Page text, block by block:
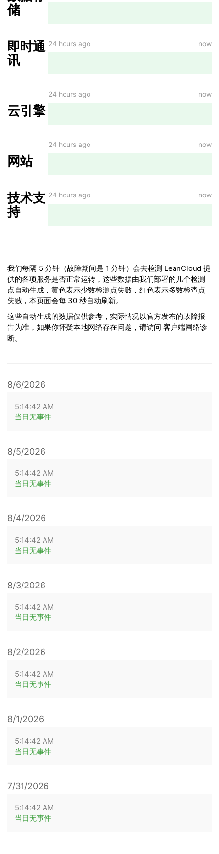
储
即时通
讯
24 hours ago now
云引擎
24 hours ago now
网站
24 hours ago now
技术支
持
24 hours ago now
我们每隔 5 分钟（故障期间是 1 分钟）会去检测 LeanCloud 提
供的各项服务是否正常运转，这些数据由我们部署的几个检测
点自动生成，黄色表示少数检测点失败，红色表示多数检查点
失败，本页面会每 30 秒自动刷新。
这些自动生成的数据仅供参考，实际情况以官方发布的故障报
告为准，如果你怀疑本地网络存在问题，请访问 客户端网络诊
断。
8/6/2026
5:14:42 AM
当日无事件
8/5/2026
5:14:42 AM
当日无事件
8/4/2026
5:14:42 AM
当日无事件
8/3/2026
5:14:42 AM
当日无事件
8/2/2026
5:14:42 AM
当日无事件
8/1/2026
5:14:42 AM
当日无事件
7/31/2026
5:14:42 AM
当日无事件